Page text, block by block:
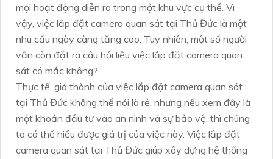
mọi hoạt động diễn ra trong một khu vực cụ thể. Vì
vậy, việc lắp đặt camera quan sát tại Thủ Đức là một
nhu cầu ngày càng tăng cao. Tuy nhiên, một số người
vẫn còn đặt ra câu hỏi liệu việc lắp đặt camera quan
sát có mắc không?
Thực tế, giá thành của việc lắp đặt camera quan sát
tại Thủ Đức không thể nói là rẻ, nhưng nếu xem đây là
một khoản đầu tư vào an ninh và sự bảo vệ, thì chúng
ta có thể hiểu được giá trị của việc này. Việc lắp đặt
camera quan sát tại Thủ Đức giúp xây dựng hệ thống